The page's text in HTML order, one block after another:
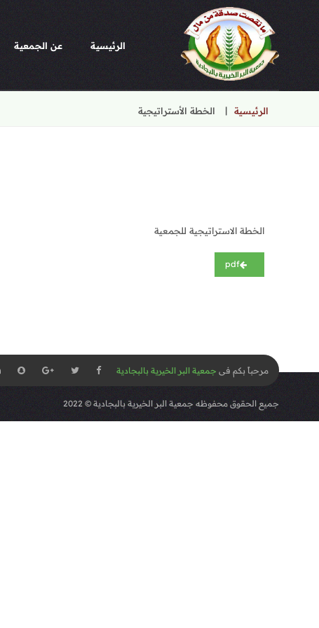
الرئيسية عن الجمعية
الرئيسية الخطة الأستراتيجية
الخطة الاستراتيجية للجمعية
pdf
مرحباً بكم فى جمعية البر الخيرية بالبجادية
جميع الحقوق محفوظه جمعية البر الخيرية بالبجادية © 2022